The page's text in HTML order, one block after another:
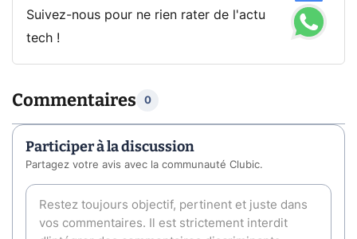
Suivez-nous pour ne rien rater de l'actu
tech !
Commentaires 0
Participer à la discussion
Partagez votre avis avec la communauté Clubic.